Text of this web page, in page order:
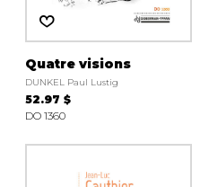
Quatre visions
DUNKEL Paul Lustig
52.97 $
DO 1360